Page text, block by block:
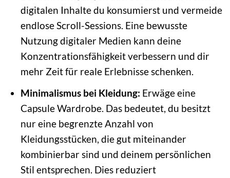
digitalen Inhalte du konsumierst und vermeide
endlose Scroll-Sessions. Eine bewusste
Nutzung digitaler Medien kann deine
Konzentrationsfähigkeit verbessern und dir
mehr Zeit für reale Erlebnisse schenken.
Minimalismus bei Kleidung: Erwäge eine
Capsule Wardrobe. Das bedeutet, du besitzt
nur eine begrenzte Anzahl von
Kleidungsstücken, die gut miteinander
kombinierbar sind und deinem persönlichen
Stil entsprechen. Dies reduziert